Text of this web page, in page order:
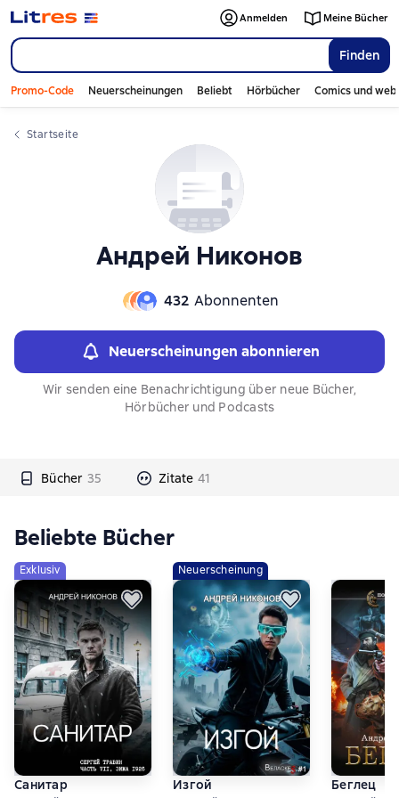
Finden
Anmelden Meine Bücher
Promo-Code Neuerscheinungen Beliebt Hörbücher Comics und
Startseite
Андрей Никонов
432 Abonnenten
Neuerscheinungen abonnieren
Wir senden eine Benachrichtigung über neue Bücher,
Hörbücher und Podcasts
Bücher 35 Zitate 41
Слайдер с книгами
Beliebte Bücher
Exklusiv
Санитар
Neuerscheinung
Изгой
Беглец
Слайдер с книгами